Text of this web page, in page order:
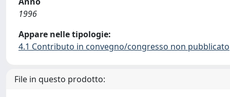
1996
Appare nelle tipologie:
4.1 Contributo in convegno/congresso non pubblicato
File in questo prodotto: